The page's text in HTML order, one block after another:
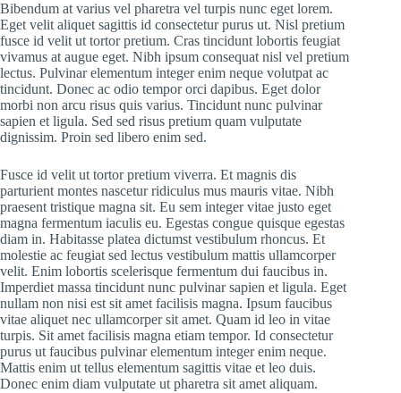
Bibendum at varius vel pharetra vel turpis nunc eget lorem.
Eget velit aliquet sagittis id consectetur purus ut. Nisl pretium
fusce id velit ut tortor pretium. Cras tincidunt lobortis feugiat
vivamus at augue eget. Nibh ipsum consequat nisl vel pretium
lectus. Pulvinar elementum integer enim neque volutpat ac
tincidunt. Donec ac odio tempor orci dapibus. Eget dolor
morbi non arcu risus quis varius. Tincidunt nunc pulvinar
sapien et ligula. Sed sed risus pretium quam vulputate
dignissim. Proin sed libero enim sed.
Fusce id velit ut tortor pretium viverra. Et magnis dis
parturient montes nascetur ridiculus mus mauris vitae. Nibh
praesent tristique magna sit. Eu sem integer vitae justo eget
magna fermentum iaculis eu. Egestas congue quisque egestas
diam in. Habitasse platea dictumst vestibulum rhoncus. Et
molestie ac feugiat sed lectus vestibulum mattis ullamcorper
velit. Enim lobortis scelerisque fermentum dui faucibus in.
Imperdiet massa tincidunt nunc pulvinar sapien et ligula. Eget
nullam non nisi est sit amet facilisis magna. Ipsum faucibus
vitae aliquet nec ullamcorper sit amet. Quam id leo in vitae
turpis. Sit amet facilisis magna etiam tempor. Id consectetur
purus ut faucibus pulvinar elementum integer enim neque.
Mattis enim ut tellus elementum sagittis vitae et leo duis.
Donec enim diam vulputate ut pharetra sit amet aliquam.